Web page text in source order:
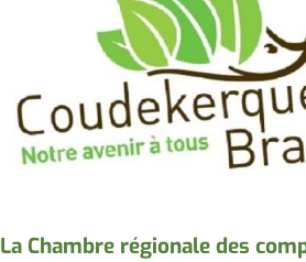
La Chambre régionale des